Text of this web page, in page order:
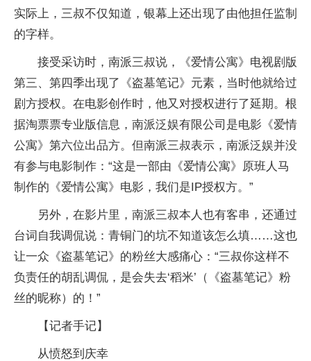
实际上，三叔不仅知道，银幕上还出现了由他担任监制
的字样。
接受采访时，南派三叔说，《爱情公寓》电视剧版
第三、第四季出现了《盗墓笔记》元素，当时他就给过
剧方授权。在电影创作时，他又对授权进行了延期。根
据淘票票专业版信息，南派泛娱有限公司是电影《爱情
公寓》第六位出品方。但南派三叔表示，南派泛娱并没
有参与电影制作：“这是一部由《爱情公寓》原班人马
制作的《爱情公寓》电影，我们是IP授权方。”
另外，在影片里，南派三叔本人也有客串，还通过
台词自我调侃说：青铜门的坑不知道该怎么填……这也
让一众《盗墓笔记》的粉丝大感痛心：“三叔你这样不
负责任的胡乱调侃，是会失去‘稻米’（《盗墓笔记》粉
丝的昵称）的！”
【记者手记】
从愤怒到庆幸